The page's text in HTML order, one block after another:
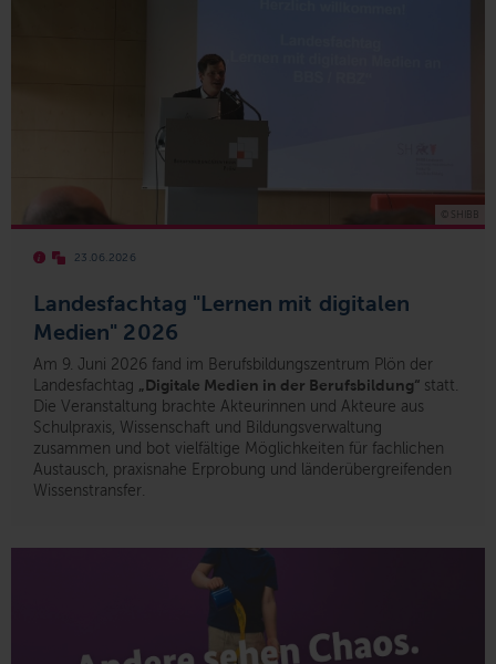
Landesfachtag "Lernen mit digitalen
Medien" 2026
23.06.2026
Am 9. Juni 2026 fand im Berufsbildungszentrum Plön der
Landesfachtag „Digitale Medien in der Berufsbildung“ statt.
Die Veranstaltung brachte Akteurinnen und Akteure aus
Schulpraxis, Wissenschaft und Bildungsverwaltung
zusammen und bot vielfältige Möglichkeiten für fachlichen
Austausch, praxisnahe Erprobung und länderübergreifenden
Wissenstransfer.
© SHIBB